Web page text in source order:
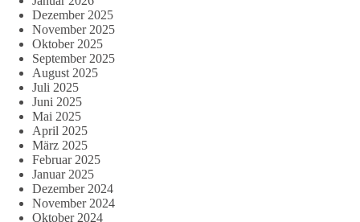
Dezember 2025
November 2025
Oktober 2025
September 2025
August 2025
Juli 2025
Juni 2025
Mai 2025
April 2025
März 2025
Februar 2025
Januar 2025
Dezember 2024
November 2024
Oktober 2024